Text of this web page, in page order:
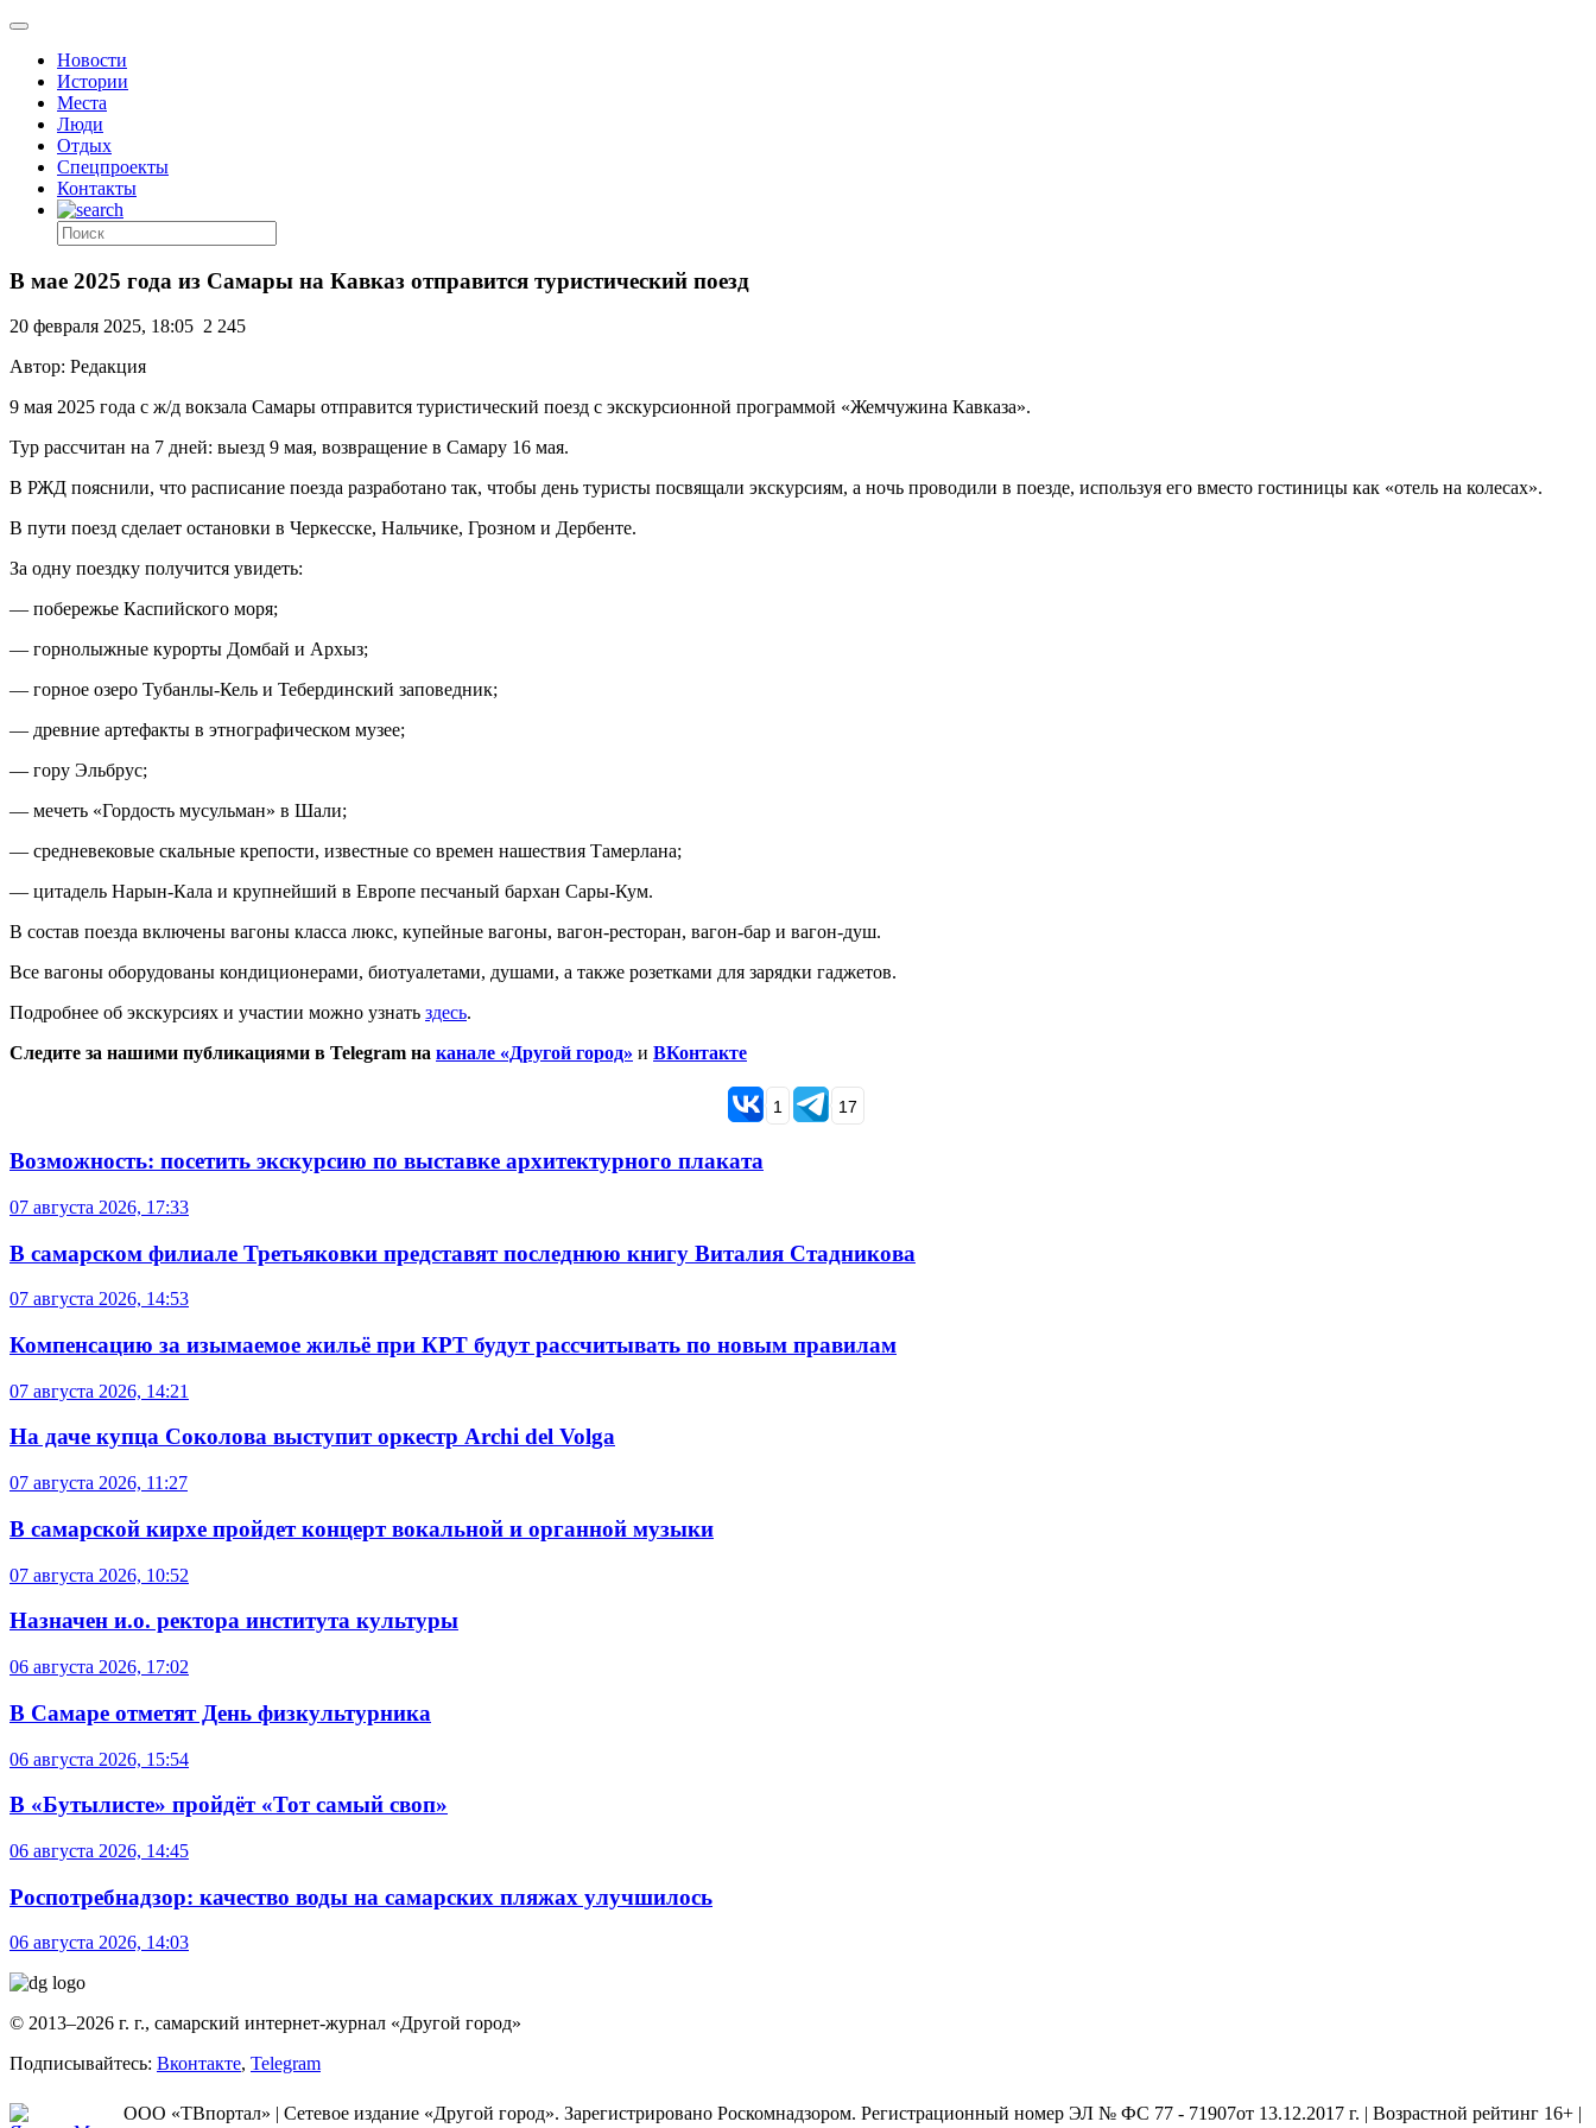
Новости
Истории
Места
Люди
Отдых
Спецпроекты
Контакты
В мае 2025 года из Самары на Кавказ отправится туристический поезд
20 февраля 2025, 18:05 2 245
Автор: Редакция
9 мая 2025 года с ж/д вокзала Самары отправится туристический поезд с экскурсионной программой «Жемчужина Кавказа».
Тур рассчитан на 7 дней: выезд 9 мая, возвращение в Самару 16 мая.
В РЖД пояснили, что расписание поезда разработано так, чтобы день туристы посвящали экскурсиям, а ночь проводили в поезде, используя его вместо гостиницы как «отель на колесах».
В пути поезд сделает остановки в Черкесске, Нальчике, Грозном и Дербенте.
За одну поездку получится увидеть:
— побережье Каспийского моря;
— горнолыжные курорты Домбай и Архыз;
— горное озеро Тубанлы-Кель и Тебердинский заповедник;
— древние артефакты в этнографическом музее;
— гору Эльбрус;
— мечеть «Гордость мусульман» в Шали;
— средневековые скальные крепости, известные со времен нашествия Тамерлана;
— цитадель Нарын-Кала и крупнейший в Европе песчаный бархан Сары-Кум.
В состав поезда включены вагоны класса люкс, купейные вагоны, вагон-ресторан, вагон-бар и вагон-душ.
Все вагоны оборудованы кондиционерами, биотуалетами, душами, а также розетками для зарядки гаджетов.
Подробнее об экскурсиях и участии можно узнать здесь.
Следите за нашими публикациями в Telegram на канале «Другой город» и ВКонтакте
1 17
Возможность: посетить экскурсию по выставке архитектурного плаката
07 августа 2026, 17:33
В самарском филиале Третьяковки представят последнюю книгу Виталия Стадникова
07 августа 2026, 14:53
Компенсацию за изымаемое жильё при КРТ будут рассчитывать по новым правилам
07 августа 2026, 14:21
На даче купца Соколова выступит оркестр Archi del Volga
07 августа 2026, 11:27
В самарской кирхе пройдет концерт вокальной и органной музыки
07 августа 2026, 10:52
Назначен и.о. ректора института культуры
06 августа 2026, 17:02
В Самаре отметят День физкультурника
06 августа 2026, 15:54
В «Бутылисте» пройдёт «Тот самый своп»
06 августа 2026, 14:45
Роспотребнадзор: качество воды на самарских пляжах улучшилось
06 августа 2026, 14:03
© 2013–2026 г. г., самарский интернет-журнал «Другой город»
Подписывайтесь: Вконтакте, Telegram
ООО «ТВпортал» | Сетевое издание «Другой город». Зарегистрировано Роскомнадзором. Регистрационный номер ЭЛ № ФС 77 - 71907от 13.12.2017 г. | Возрастной рейтинг 16+ |